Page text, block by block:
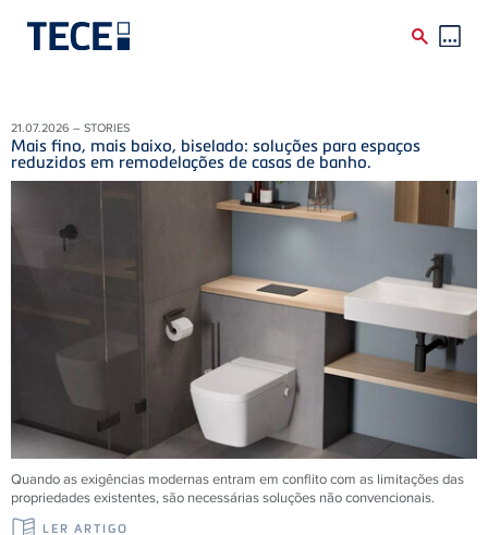
21.07.2026 – STORIES
Mais fino, mais baixo, biselado: soluções para espaços
reduzidos em remodelações de casas de banho.
Quando as exigências modernas entram em conflito com as limitações das
propriedades existentes, são necessárias soluções não convencionais.
LER ARTIGO